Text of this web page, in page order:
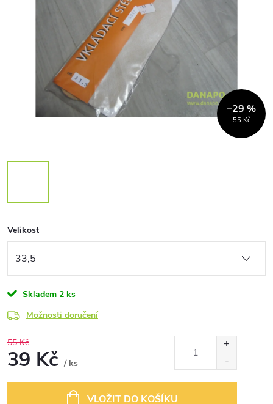
55 Kč
–29 %
Velikost
Skladem 2 ks
Možnosti doručení
55 Kč
39 Kč / ks
VLOŽIT DO KOŠÍKU